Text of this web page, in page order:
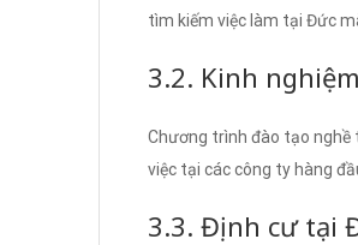
tìm kiếm việc làm tại Đức
3.2. Kinh
Chương trình đào tạo nghề
việc tại các công ty hàng
3.3. Định cư tại